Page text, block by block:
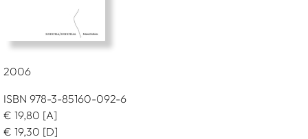
2006
ISBN 978-3-85160-092-6
€ 19,80 [A]
€ 19,30 [D]